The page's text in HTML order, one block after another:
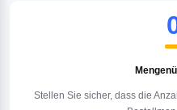
Stellen Sie sicher, dass die